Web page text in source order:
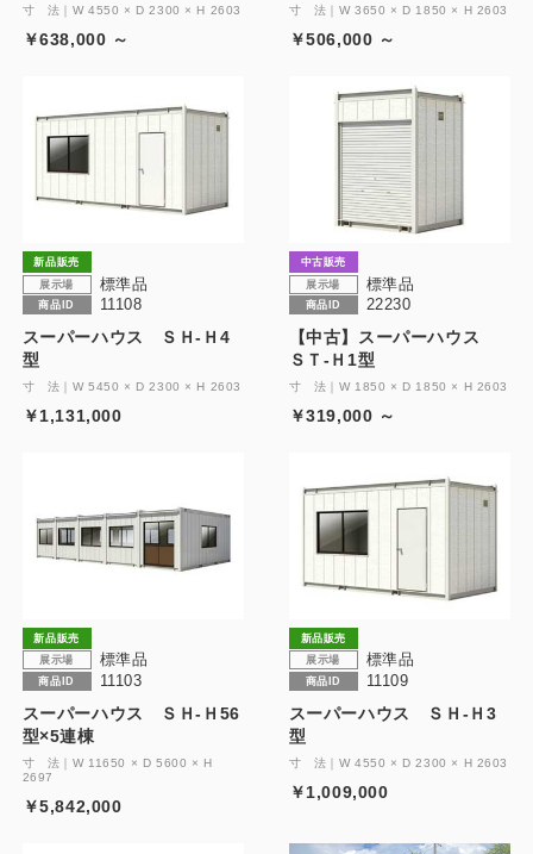
寸 法｜W 4550 × D 2300 × H 2603
￥638,000 ～
寸 法｜W 3650 × D 1850 × H 2603
￥506,000 ～
新品販売
展示場
標準品
商品ID 11108
スーパーハウス ＳＨ-Ｈ4
型
寸 法｜W 5450 × D 2300 × H 2603
￥1,131,000
中古販売
展示場
標準品
商品ID 22230
【中古】スーパーハウス
ＳＴ-Ｈ1型
寸 法｜W 1850 × D 1850 × H 2603
￥319,000 ～
新品販売
展示場
標準品
商品ID 11103
スーパーハウス ＳＨ-Ｈ56
型×5連棟
寸 法｜W 11650 × D 5600 × H
2697
￥5,842,000
新品販売
展示場
標準品
商品ID 11109
スーパーハウス ＳＨ-Ｈ3
型
寸 法｜W 4550 × D 2300 × H 2603
￥1,009,000